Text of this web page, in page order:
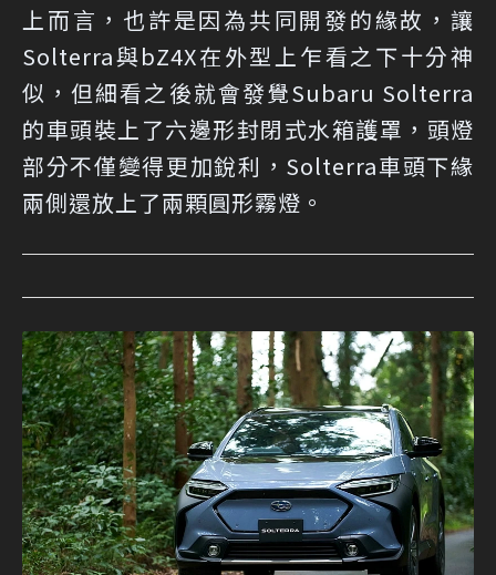
上而言，也許是因為共同開發的緣故，讓
Solterra與bZ4X在外型上乍看之下十分神
似，但細看之後就會發覺Subaru Solterra
的車頭裝上了六邊形封閉式水箱護罩，頭燈
部分不僅變得更加銳利，Solterra車頭下緣
兩側還放上了兩顆圓形霧燈。